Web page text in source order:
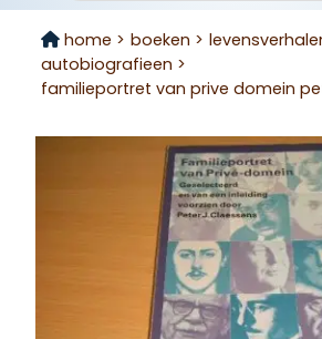
home > boeken >
autobiografieen >
familieportret van prive domein